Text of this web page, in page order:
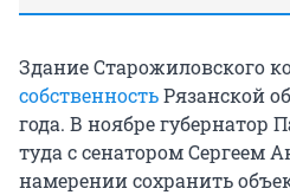
Здание Старожиловского
собственностьРязанской
года. В ноябре губернатор
туда с сенатором Сергеем
намерении сохранить